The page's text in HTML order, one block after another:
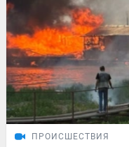
ПРОИСШЕСТВИЯ